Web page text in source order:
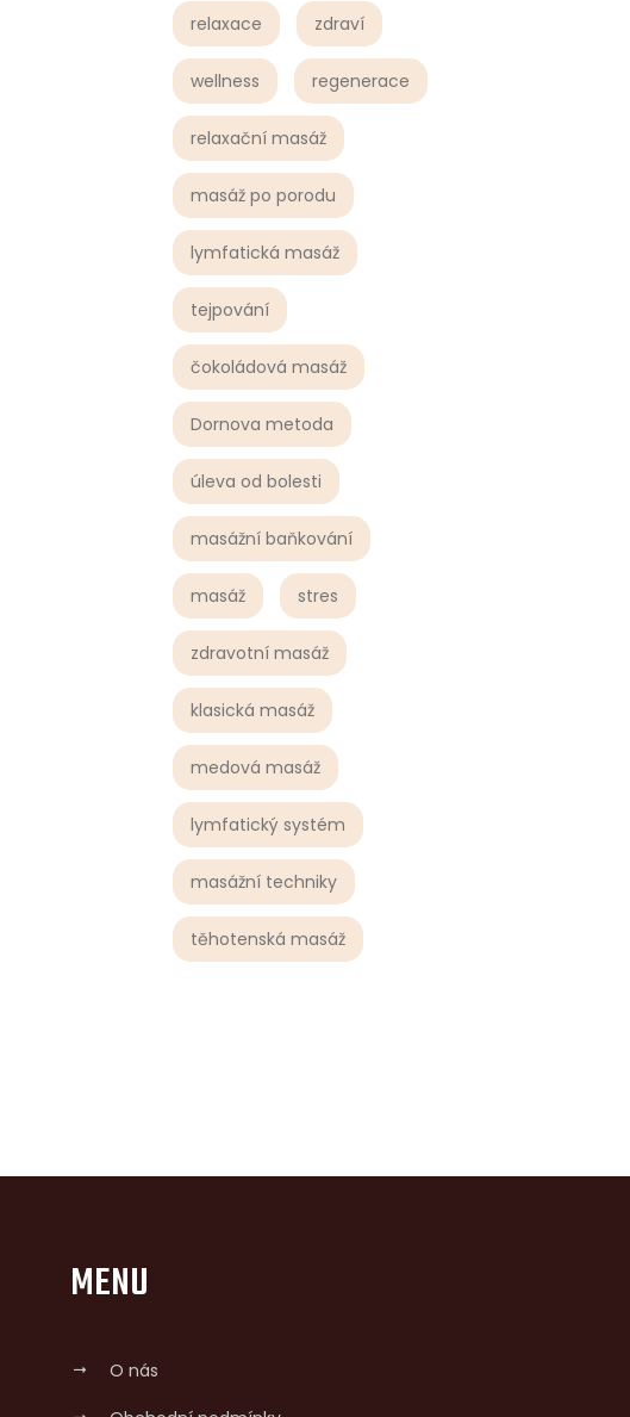
relaxace zdraví
wellness regenerace
relaxační masáž
masáž po porodu
lymfatická masáž
tejpování
čokoládová masáž
Dornova metoda
úleva od bolesti
masážní baňkování
masáž stres
zdravotní masáž
klasická masáž
medová masáž
lymfatický systém
masážní techniky
těhotenská masáž
MENU
O nás